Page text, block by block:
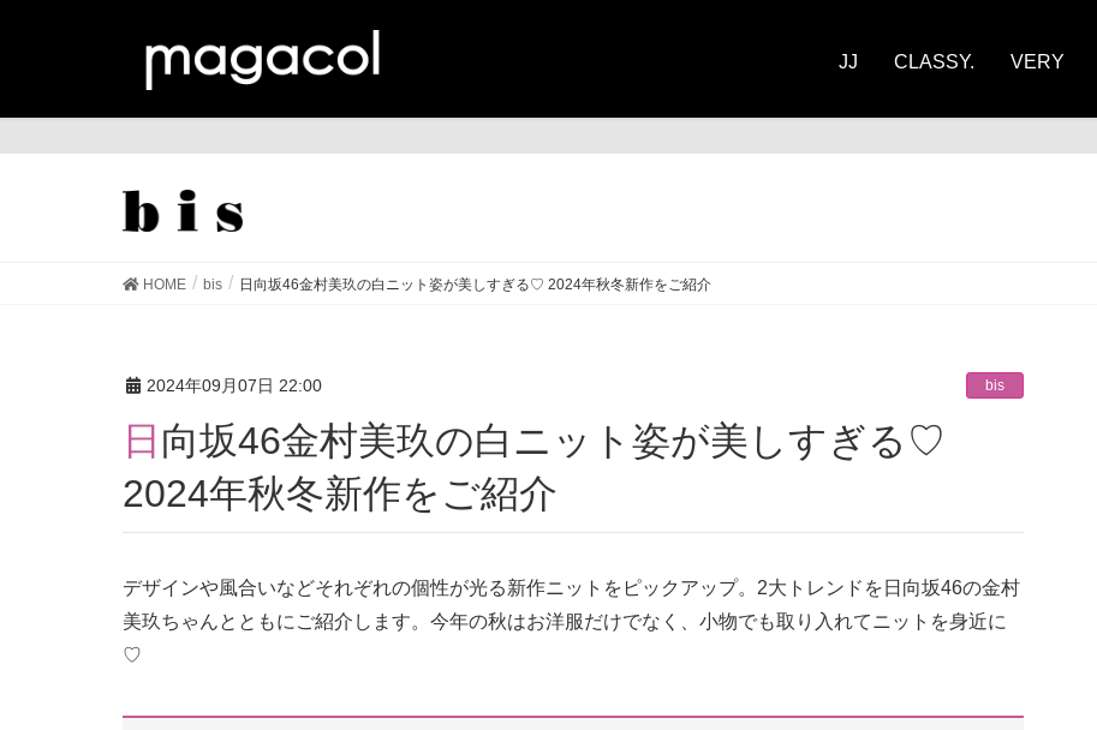
JJ CLASSY. VERY
HOME bis 日向坂46金村美玖の白ニット姿が美しすぎる♡ 2024年秋冬新作をご紹介
2024年09月07日 22:00 bis
日向坂46金村美玖の白ニット姿が美しすぎる♡
2024年秋冬新作をご紹介
デザインや風合いなどそれぞれの個性が光る新作ニットをピックアップ。2大トレンドを日向坂46の金村
美玖ちゃんとともにご紹介します。今年の秋はお洋服だけでなく、小物でも取り入れてニットを身近に
♡